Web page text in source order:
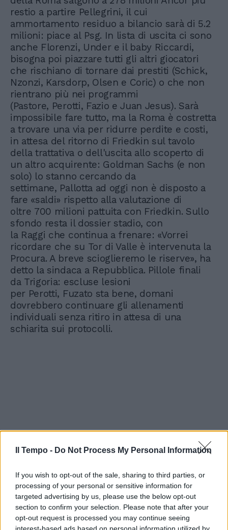
Il Tempo - Do Not Process My Personal Information
If you wish to opt-out of the sale, sharing to third parties, or
processing of your personal or sensitive information for
targeted advertising by us, please use the below opt-out
section to confirm your selection. Please note that after your
opt-out request is processed you may continue seeing
restio a partire Pellegrini, il cui
ammortamento residuo a bilancio sarà di 5.2
milioni: piace al Psg. In lista di uscita ci sono
anche Florenzi, Under e il baby Riccardi,
bisogna poi piazzare tutti gli altri giocatori
che rischiano di tornare dai prestiti (Schick,
Nzonzi, Karsdorp, Olsen e Coric) o che non
rientrano più nei programmi
(Pastore, Perotti, Fazio e Juan Jesus). Sarà
impossibile fare tutto, ma la Roma è costretta
a trovare una via per ridurre perdite e costi,
in attesa del ritorno di Friedkin sul tavolo
della trattativa o dell'uscita allo scoperto di
un altro acquirente: Goldman Sachs (e non
solo) lo stanno cercando da
settimane, Pallotta ad oggi non è disposto a
fare «saldi» rispetto alla valutazione di
oltre 700 milioni pattuita con Friedkin. Sullo
sfondo resta il dossier stadio, con
la Raggi che continua a frenare: «Vorrei
ricordare che su Tor di Valle è intervenuta la
Procura. A breve scioglieremo le riserve», ha
detto la sindaca a Repubblica. Pillole finali
da Trigoria: escluse lesioni
per Perotti, Fuzato sta bene, domani
dovrebbero continuare gli allenamenti
individuali senza ritiro in attesa di una
schiarita sui protocolli.